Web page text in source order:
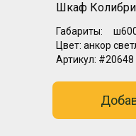
Шкаф
Габариты:
Цвет: анкор
Артикул: #20648